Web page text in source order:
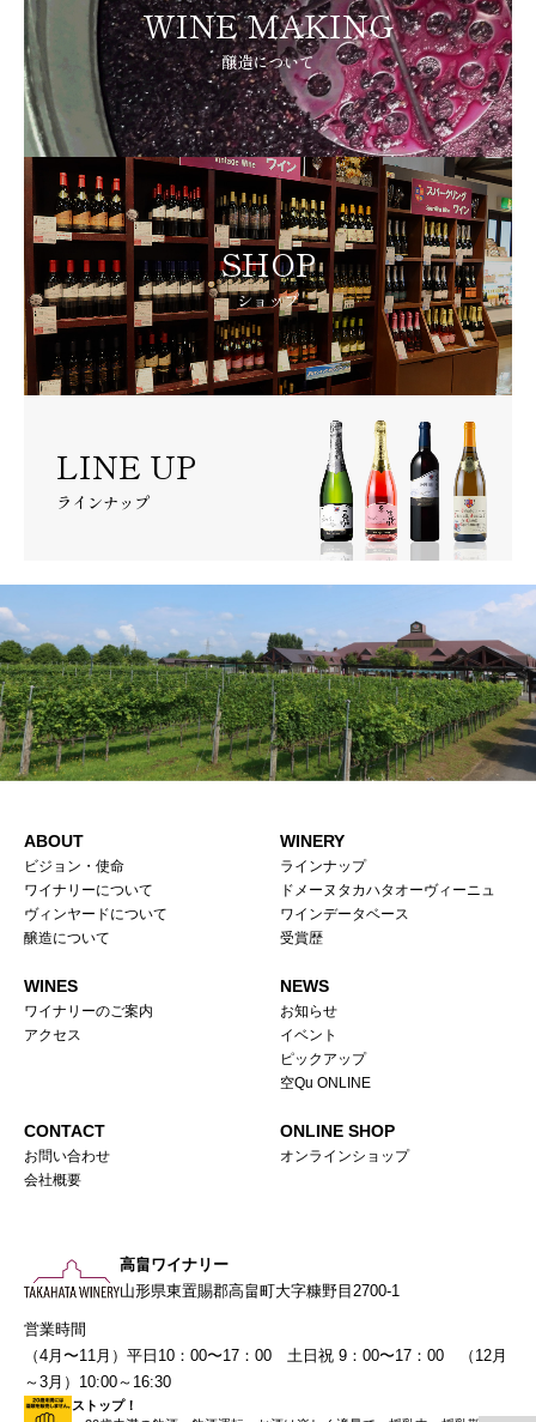
WINE MAKING
醸造について
SHOP
ショップ
LINE UP
ラインナップ
ABOUT
ビジョン・使命
ワイナリーについて
ヴィンヤードについて
醸造について
WINERY
ラインナップ
ドメーヌタカハタオーヴィーニュ
ワインデータベース
受賞歴
WINES
ワイナリーのご案内
アクセス
NEWS
お知らせ
イベント
ピックアップ
空Qu ONLINE
CONTACT
お問い合わせ
会社概要
ONLINE SHOP
オンラインショップ
高畠ワイナリー
山形県東置賜郡高畠町大字糠野目2700-1
営業時間
（4月〜11月）平日10：00〜17：00 土日祝 9：00〜17：00 （12月
～3月）10:00～16:30
ストップ！